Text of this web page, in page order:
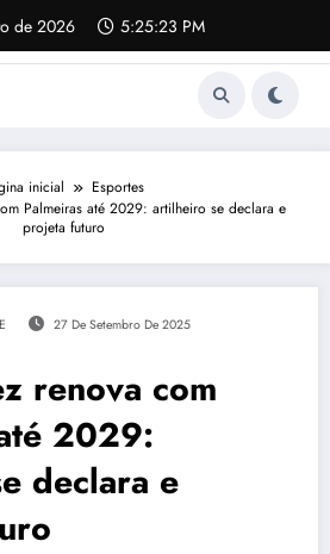
de 2026 5:25:24 PM
inicial
Esportes
Palmeiras até 2029: artilheiro se declara e
projeta futuro
27 De Setembro De 2025
renova com
2029:
declara e